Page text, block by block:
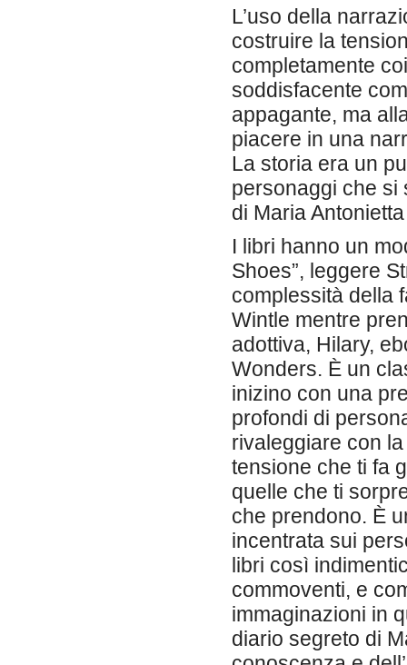
L’uso della
costruire la
completamente
soddisfacente
appagante, ma
piacere in una
La storia era un
personaggi che si
di Maria
I libri hanno un
Shoes”, leggere
complessità della
Wintle mentre
adottiva, Hilary,
Wonders. È un
inizino con una
profondi di
rivaleggiare con
tensione che ti fa
quelle che ti
che prendono. È
incentrata sui
libri così
commoventi, e
immaginazioni in
diario segreto di